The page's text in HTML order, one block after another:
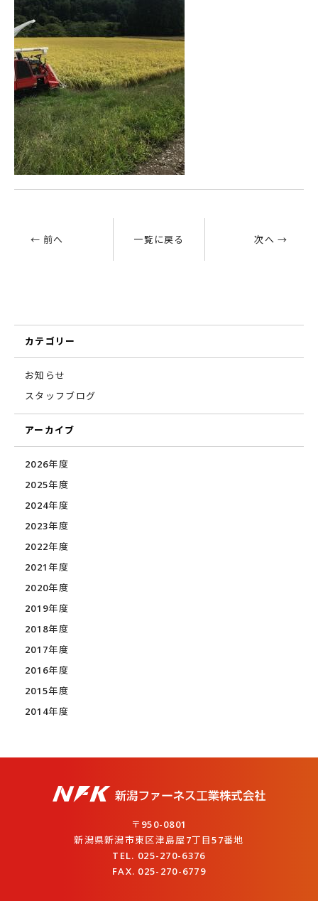
← 前へ 一覧に戻る 次へ →
カテゴリー
お知らせ
スタッフブログ
アーカイブ
2026年度
2025年度
2024年度
2023年度
2022年度
2021年度
2020年度
2019年度
2018年度
2017年度
2016年度
2015年度
2014年度
〒950-0801
新潟県新潟市東区津島屋7丁目57番地
TEL. 025-270-6376
FAX. 025-270-6779